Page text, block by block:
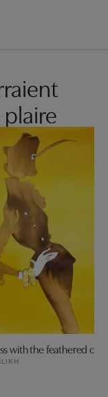
with the feathered cap